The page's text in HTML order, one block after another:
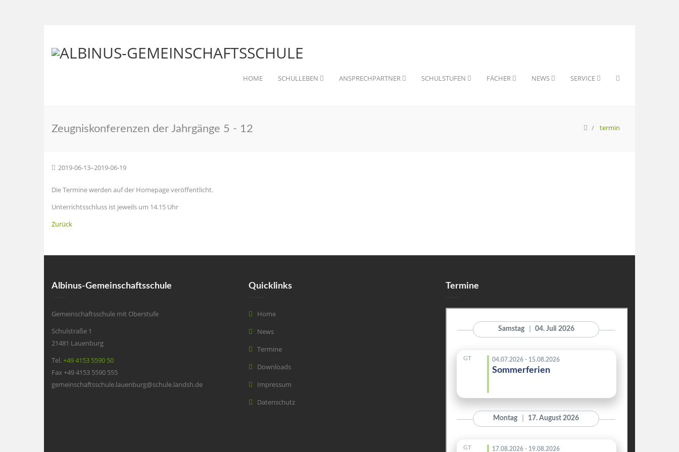
HOME SCHULLEBEN ANSPRECHPARTNER SCHULSTUFEN FÄCHER NEWS SERVICE
Zeugniskonferenzen der Jahrgänge 5 - 12 termin
2019-06-13–2019-06-19
Die Termine werden auf der Homepage veröffentlicht.
Unterrichtsschluss ist jeweils um 14.15 Uhr
Zurück
Albinus-Gemeinschaftsschule
Gemeinschaftsschule mit Oberstufe
Schulstraße 1
21481 Lauenburg
Tel.+49 4153 5590 50
Fax +49 4153 5590 555
gemeinschaftsschule.lauenburg@schule.landsh.de
Quicklinks
Home
News
Termine
Downloads
Impressum
Datenschutz
Termine